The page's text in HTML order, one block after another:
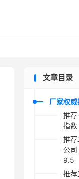
文章目录
厂家权
推
指
推荐
公
9.5
推荐